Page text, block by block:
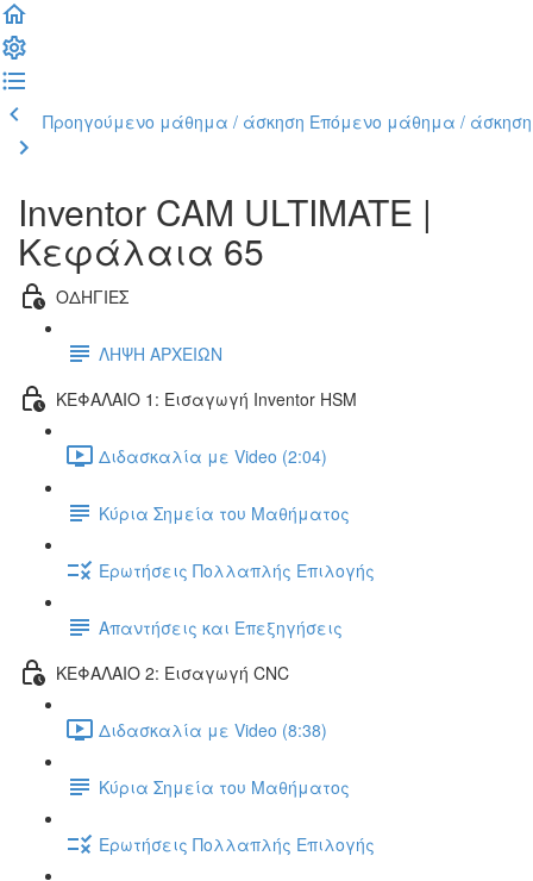
Προηγούμενο μάθημα / άσκηση Επόμενο μάθημα / άσκηση
Inventor CAM ULTIMATE |
Κεφάλαια 65
ΟΔΗΓΙΕΣ
ΛΗΨΗ ΑΡΧΕΙΩΝ
ΚΕΦΑΛΑΙΟ 1: Εισαγωγή Inventor HSM
Διδασκαλία με Video (2:04)
Κύρια Σημεία του Μαθήματος
Ερωτήσεις Πολλαπλής Επιλογής
Απαντήσεις και Επεξηγήσεις
ΚΕΦΑΛΑΙΟ 2: Εισαγωγή CNC
Διδασκαλία με Video (8:38)
Κύρια Σημεία του Μαθήματος
Ερωτήσεις Πολλαπλής Επιλογής